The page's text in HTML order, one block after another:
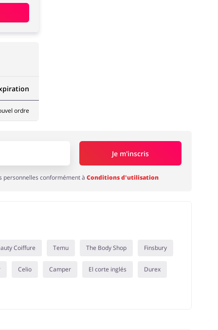
ordre
Je m'inscris
personnelles conformément à Conditions d'utilisation
Coiffure Temu The Body Shop Finsbury
Celio Camper El corte inglés Durex